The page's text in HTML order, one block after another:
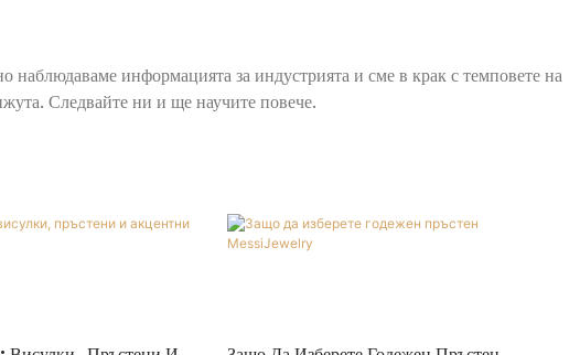
информацията за индустрията и сме в крак с темповете на
Следвайте ни и ще научите повече.